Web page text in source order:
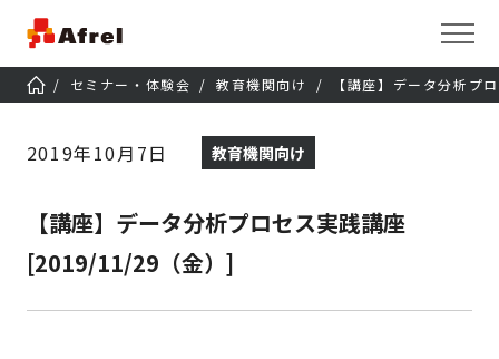
セミナー・体験会 教育機関向け 【講座】データ分析
2019年10月7日 教育機関向け
【講座】データ分析プロセス実践講座
[2019/11/29（金）]